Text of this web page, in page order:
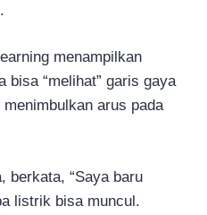
menampilkan
bisa “melihat” garis gaya
arus pada
berkata, “Saya baru
listrik bisa muncul.